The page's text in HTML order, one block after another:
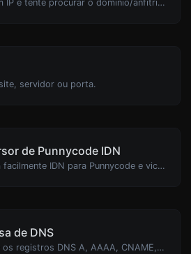
Pegue um IP e tente procurar o domínio/anfitrião associado a ele.
servidor ou porta.
de Punnycode IDN
Converta facilmente IDN para Punnycode e vice-versa.
de DNS
Encontre os registros DNS A, AAAA, CNAME, MX, NS, TXT, SOA de um host.